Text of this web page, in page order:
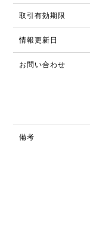
取引有効期限
情報更新日
お問い合わせ
備考